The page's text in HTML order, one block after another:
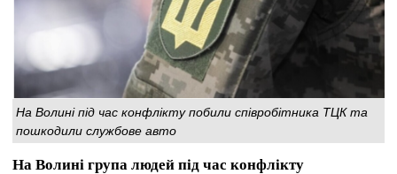
На Волині під час конфлікту побили співробітника ТЦК та
пошкодили службове авто
На Волині група людей під час конфлікту